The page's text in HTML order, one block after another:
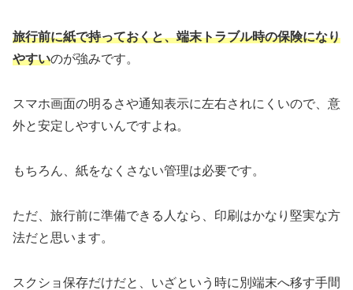
旅行前に紙で持っておくと、端末トラブル時の保険になり
やすいのが強みです。
スマホ画面の明るさや通知表示に左右されにくいので、意
外と安定しやすいんですよね。
もちろん、紙をなくさない管理は必要です。
ただ、旅行前に準備できる人なら、印刷はかなり堅実な方
法だと思います。
スクショ保存だけだと、いざという時に別端末へ移す手間